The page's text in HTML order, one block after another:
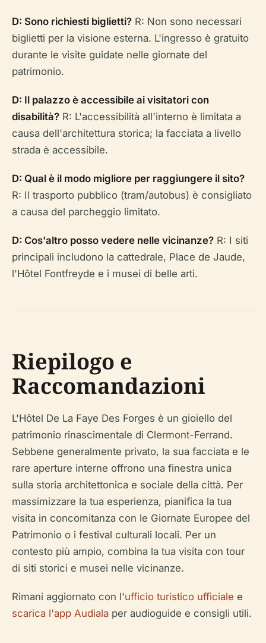
D: Sono richiesti biglietti? R: Non sono necessari
biglietti per la visione esterna. L'ingresso è gratuito
durante le visite guidate nelle giornate del
patrimonio.
D: Il palazzo è accessibile ai visitatori con
disabilità? R: L'accessibilità all'interno è limitata a
causa dell'architettura storica; la facciata a livello
strada è accessibile.
D: Qual è il modo migliore per raggiungere il sito?
R: Il trasporto pubblico (tram/autobus) è consigliato
a causa del parcheggio limitato.
D: Cos'altro posso vedere nelle vicinanze? R: I siti
principali includono la cattedrale, Place de Jaude,
l'Hôtel Fontfreyde e i musei di belle arti.
Riepilogo e
Raccomandazioni
L'Hôtel De La Faye Des Forges è un gioiello del
patrimonio rinascimentale di Clermont-Ferrand.
Sebbene generalmente privato, la sua facciata e le
rare aperture interne offrono una finestra unica
sulla storia architettonica e sociale della città. Per
massimizzare la tua esperienza, pianifica la tua
visita in concomitanza con le Giornate Europee del
Patrimonio o i festival culturali locali. Per un
contesto più ampio, combina la tua visita con tour
di siti storici e musei nelle vicinanze.
Rimani aggiornato con l'ufficio turistico ufficiale e
scarica l'app Audiala per audioguide e consigli utili.